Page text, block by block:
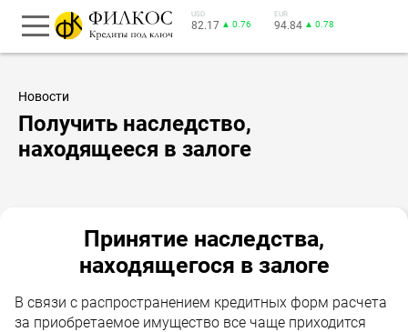
USD
82.17 ▲ 0.76
EUR
94.84 ▲ 0.78
Новости
Получить наследство,
находящееся в залоге
Принятие наследства,
находящегося в залоге
В связи с распространением кредитных форм расчета
за приобретаемое имущество все чаще приходится